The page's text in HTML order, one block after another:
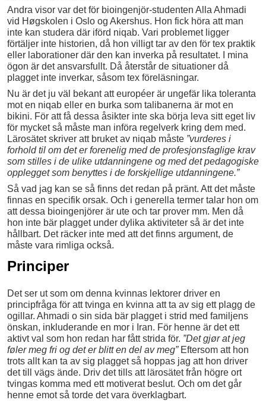
Andra visor var det för bioingenjör-studenten Alla Ahmadi
vid Høgskolen i Oslo og Akershus. Hon fick höra att man
inte kan studera där iförd niqab. Vari problemet ligger
förtäljer inte historien, då hon villigt tar av den för tex praktik
eller laborationer där den kan inverka på resultatet. I mina
ögon är det ansvarsfullt. Då återstår de situationer då
plagget inte inverkar, såsom tex föreläsningar.
Nu är det ju väl bekant att européer är ungefär lika toleranta
mot en niqab eller en burka som talibanerna är mot en
bikini. För att få dessa åsikter inte ska börja leva sitt eget liv
för mycket så måste man införa regelverk kring dem med.
Lärosätet skriver att bruket av niqab måste ”vurderes i
forhold til om det er forenelig med de profesjonsfaglige krav
som stilles i de ulike utdanningene og med det pedagogiske
opplegget som benyttes i de forskjellige utdanningene.”
Så vad jag kan se så finns det redan på pränt. Att det måste
finnas en specifik orsak. Och i generella termer talar hon om
att dessa bioingenjörer är ute och tar prover mm. Men då
hon inte bär plagget under dylika aktiviteter så är det inte
hållbart. Det räcker inte med att det finns argument, de
måste vara rimliga också.
Principer
Det ser ut som om denna kvinnas lektorer driver en
principfråga för att tvinga en kvinna att ta av sig ett plagg de
ogillar. Ahmadi o sin sida bär plagget i strid med familjens
önskan, inkluderande en mor i Iran. För henne är det ett
aktivt val som hon redan har fått strida för. ”Det gjør at jeg
føler meg fri og det er blitt en del av meg”Eftersom att hon
trots allt kan ta av sig plagget så hoppas jag att hon driver
det till vägs ände. Driv det tills att lärosätet från högre ort
tvingas komma med ett motiverat beslut. Och om det går
henne emot så torde det vara överklagbart.